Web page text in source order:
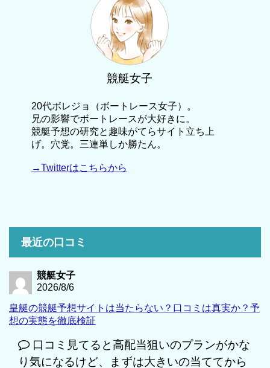
競艇女子
20代ボレジョ（ボートレース女子）。
兄の影響でボートレースが大好きに。
競艇予想の研究と趣味がてらサイト立ち上
げ。穴党。三連単しか勝たん。
→Twitterはこちらから
最近の口コミ
競艇女子
2026/8/6
皇艇の競艇予想サイトは当たらない？口コミは真実か？予
想の実態を徹底検証
口コミ見てると高配当狙いのプランがかな
り気になるけど、まずは大きいの当ててから